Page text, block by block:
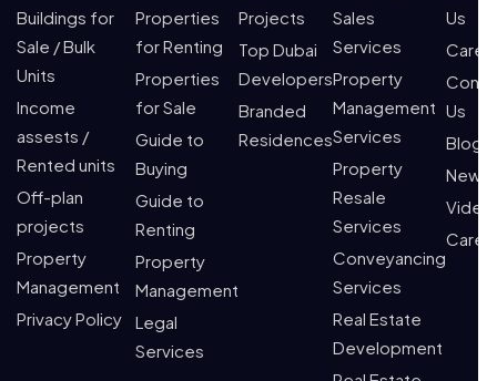
Buildings for
Sale / Bulk
Units
Income
assests /
Rented units
Off-plan
projects
Property
Management
Privacy Policy
Properties
for Renting
Properties
for Sale
Guide to
Buying
Guide to
Renting
Property
Management
Legal
Services
Projects
Top Dubai
Developers
Branded
Residences
Sales
Services
Property
Management
Services
Property
Resale
Services
Conveyancing
Services
Real Estate
Development
Us
Us
Blogs
News